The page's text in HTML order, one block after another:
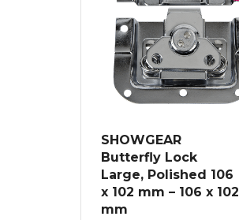
SHOWGEAR
Butterfly Lock
Large, Polished 106
x 102 mm – 106 x 102
mm